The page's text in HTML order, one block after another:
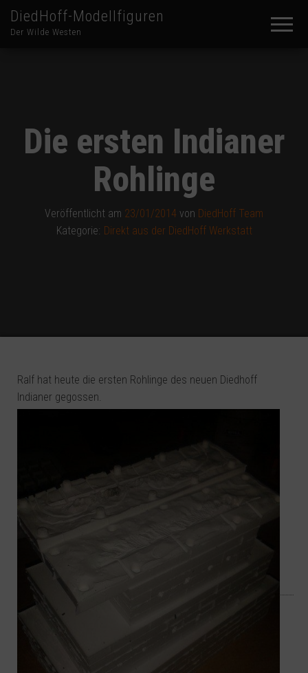
DiedHoff-Modellfiguren
Der Wilde Westen
Die ersten Indianer
Rohlinge
Veröffentlicht am 23/01/2014 von DiedHoff Team
Kategorie: Direkt aus der DiedHoff Werkstatt
Ralf hat heute die ersten Rohlinge des neuen Diedhoff
Indianer gegossen.